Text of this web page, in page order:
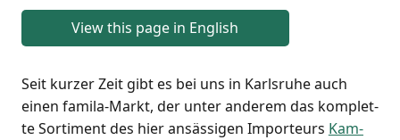
View this page in English
Seit kur­zer Zeit gibt es bei uns in Karls­ru­he auch
einen fami­la-Markt, der unter ande­rem das kom­plet­
te Sor­ti­ment des hier ansäs­si­gen Impor­teurs Kam­